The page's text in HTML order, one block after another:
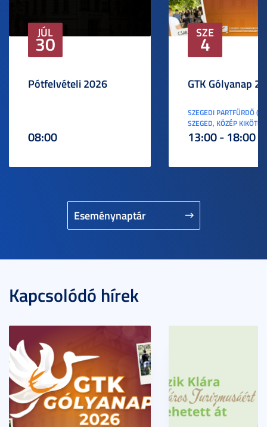
Eseménynaptár
JÚL
30
Pótfelvételi 2026
08:00
SZE
4
GTK Gólyanap
SZEGEDI PARTFÜRDŐ
SZEGED, KÖZÉP KIKÖTŐ
13:00 - 18:00
Kapcsolódó hírek